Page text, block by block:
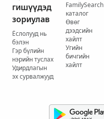
гишүүдэд
зориулав
Ёслолууд нь
бэлэн
Гэр бүлийн
нэрийн туслах
Удирдлагын
эх сурвалжууд
FamilySearch
каталог
Өвөг
дээдсийн
хайлт
Угийн
бичгийн
хайлт